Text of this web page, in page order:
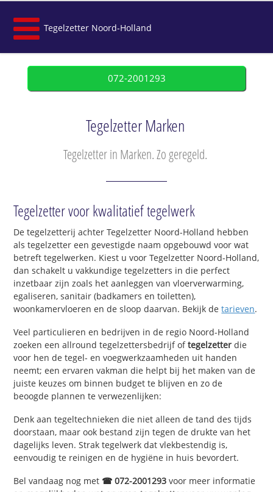
Tegelzetter Noord-Holland
072-2001293
Tegelzetter Marken
Tegelzetter in Marken. Zo geregeld.
Tegelzetter voor kwalitatief tegelwerk
De tegelzetterij achter Tegelzetter Noord-Holland hebben
als tegelzetter een gevestigde naam opgebouwd voor wat
betreft tegelwerken. Kiest u voor Tegelzetter Noord-Holland,
dan schakelt u vakkundige tegelzetters in die perfect
inzetbaar zijn zoals het aanleggen van vloerverwarming,
egaliseren, sanitair (badkamers en toiletten),
woonkamervloeren en de sloop daarvan. Bekijk detarieven.
Veel particulieren en bedrijven in de regio Noord-Holland
zoeken een allround tegelzettersbedrijf oftegelzetter die
voor hen de tegel- en voegwerkzaamheden uit handen
neemt; een ervaren vakman die helpt bij het maken van de
juiste keuzes om binnen budget te blijven en zo de
beoogde plannen te verwezenlijken:
Denk aan tegeltechnieken die niet alleen de tand des tijds
doorstaan, maar ook bestand zijn tegen de drukte van het
dagelijks leven. Strak tegelwerk dat vlekbestendig is,
eenvoudig te reinigen en de hygiëne in huis bevordert.
Bel vandaag nog met ☎ 072-2001293 voor meer informatie